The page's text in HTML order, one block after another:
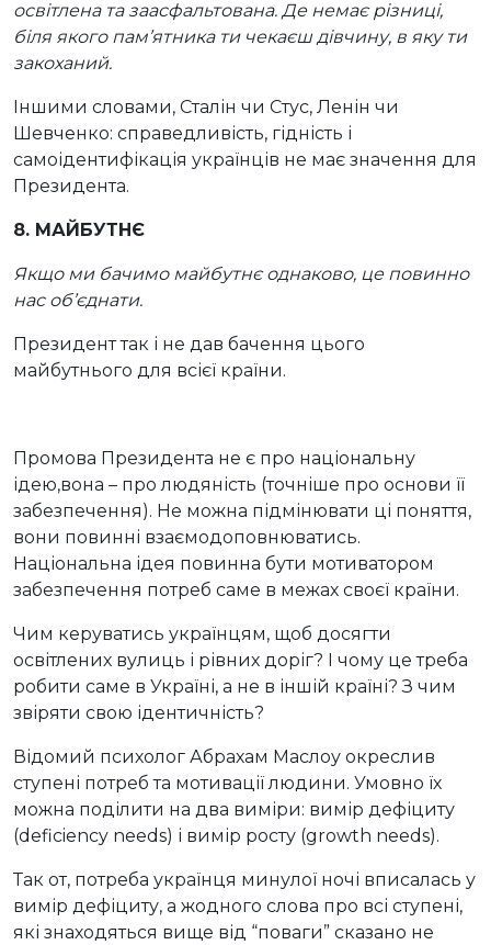
освітлена та заасфальтована. Де немає різниці,
біля якого пам’ятника ти чекаєш дівчину, в яку ти
закоханий.
Іншими словами, Сталін чи Стус, Ленін чи
Шевченко: справедливість, гідність і
самоідентифікація українців не має значення для
Президента.
8. МАЙБУТНЄ
Якщо ми бачимо майбутнє однаково, це повинно
нас об’єднати.
Президент так і не дав бачення цього
майбутнього для всієї країни.
Промова Президента не є про національну
ідею,вона – про людяність (точніше про основи її
забезпечення). Не можна підмінювати ці поняття,
вони повинні взаємодоповнюватись.
Національна ідея повинна бути мотиватором
забезпечення потреб саме в межах своєї країни.
Чим керуватись українцям, щоб досягти
освітлених вулиць і рівних доріг? І чому це треба
робити саме в Україні, а не в іншій країні? З чим
звіряти свою ідентичність?
Відомий психолог Абрахам Маслоу окреслив
ступені потреб та мотивації людини. Умовно їх
можна поділити на два виміри: вимір дефіциту
(deficiency needs) і вимір росту (growth needs).
Так от, потреба українця минулої ночі вписалась у
вимір дефіциту, а жодного слова про всі ступені,
які знаходяться вище від “поваги” сказано не